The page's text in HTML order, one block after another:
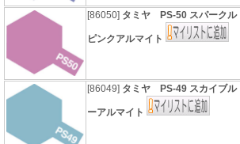
[86050] タミヤ PS-50 スパークル
ピンクアルマイト
[86049] タミヤ PS-49 スカイブル
ーアルマイト